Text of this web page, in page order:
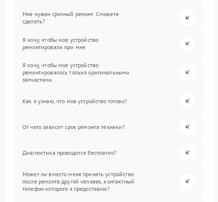
Мне нужен срочный ремонт. Сможете
сделать?
Я хочу, чтобы мое устройство
ремонтировали при мне.
Я хочу, чтобы мое устройство
ремонтировалось только оригинальными
запчастями.
Как я узнаю, что мое устройство готово?
От чего зависит срок ремонта техники?
Диагностика проводится бесплатно?
Может ли вместо меня принять устройство
после ремонта другой человек, контактный
телефон которого я предоставлю?